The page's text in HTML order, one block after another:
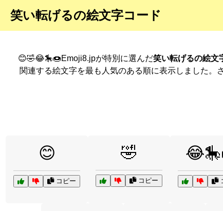
笑い転げるの絵文字コード
😊🤣😂🎠🍩Emoji8.jpが特別に選んだ笑い転げるの絵文
関連する絵文字を最も人気のある順に表示しました
😊
コピー
🤣
コピー